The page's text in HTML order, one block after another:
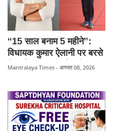
“15 साल बनाम 5 महीने”:
विधायक कुमार ऐलानी पर बरसे
शिव सेना नेता कमलेश निकम,
Mantralaya Times - अगस्त 08, 2026